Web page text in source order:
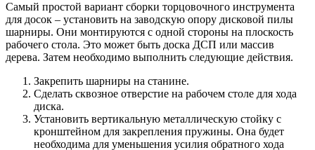
Самый простой вариант сборки торцовочного инструмента
для досок – установить на заводскую опору дисковой пилы
шарниры. Они монтируются с одной стороны на плоскость
рабочего стола. Это может быть доска ДСП или массив
дерева. Затем необходимо выполнить следующие действия.
Закрепить шарниры на станине.
Сделать сквозное отверстие на рабочем столе для хода
диска.
Установить вертикальную металлическую стойку с
кронштейном для закрепления пружины. Она будет
необходима для уменьшения усилия обратного хода